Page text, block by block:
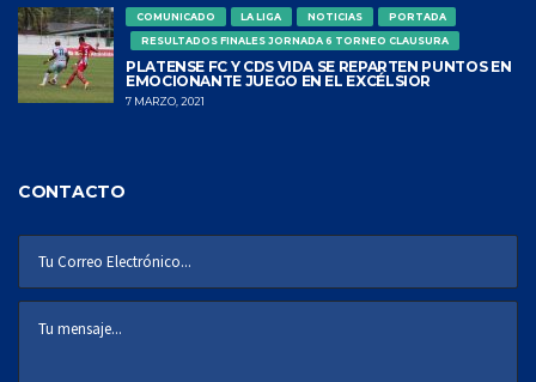
COMUNICADO LA LIGA NOTICIAS
PORTADA
RESULTADOS FINALES JORNADA 6 TORNEO CLAUSURA
PLATENSE FC Y CDS VIDA SE REPARTEN PUNTOS EN
EMOCIONANTE JUEGO EN EL EXCÉLSIOR
7 MARZO, 2021
CONTACTO